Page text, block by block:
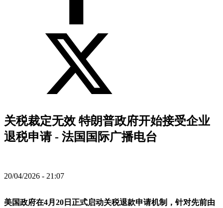
关税裁定无效 特朗普政府开始接受企业
退税申请 - 法国国际广播电台
20/04/2026 - 21:07
美国政府在4月20日正式启动关税退款申请机制，针对先前由